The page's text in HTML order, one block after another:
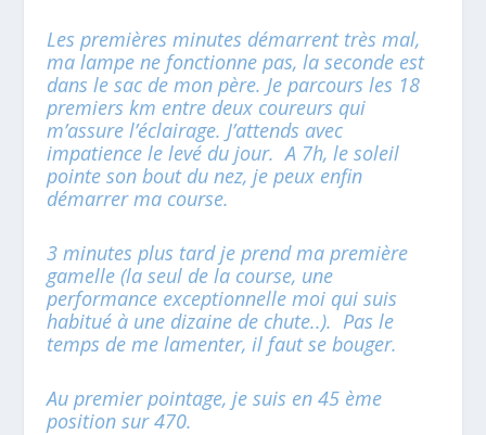
Les premières minutes démarrent très mal,
ma lampe ne fonctionne pas, la seconde est
dans le sac de mon père. Je parcours les 18
premiers km entre deux coureurs qui
m’assure l’éclairage. J’attends avec
impatience le levé du jour. A 7h, le soleil
pointe son bout du nez, je peux enfin
démarrer ma course.
3 minutes plus tard je prend ma première
gamelle (la seul de la course, une
performance exceptionnelle moi qui suis
habitué à une dizaine de chute..). Pas le
temps de me lamenter, il faut se bouger.
Au premier pointage, je suis en 45 ème
position sur 470.